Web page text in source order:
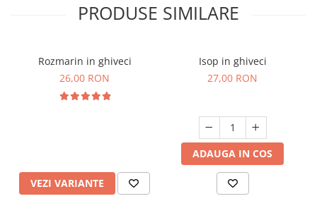
PRODUSE SIMILARE
Rozmarin in ghiveci
26,00 RON
VEZI VARIANTE
Isop in ghiveci
27,00 RON
ADAUGA IN COS